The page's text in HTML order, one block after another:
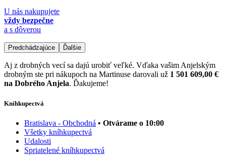
U nás nakupujete
vždy bezpečne
a s dôverou
Predchádzajúce Ďalšie
Aj z drobných vecí sa dajú urobiť veľké. Vďaka vašim Anjelským
drobným ste pri nákupoch na Martinuse darovali už 1 501 609,00 €
na Dobrého Anjela. Ďakujeme!
Kníhkupectvá
Bratislava - Obchodná • Otvárame o 10:00
Všetky kníhkupectvá
Udalosti
Spriatelené kníhkupectvá